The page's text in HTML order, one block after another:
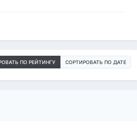
ПО РЕЙТИНГУ СОРТИРОВАТЬ ПО ДАТЕ